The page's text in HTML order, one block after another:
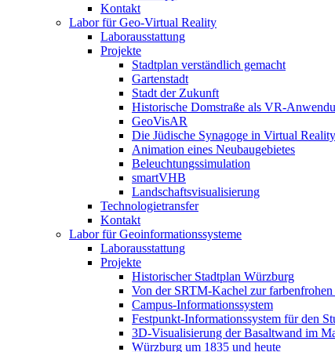
Kontakt
Labor für Geo-Virtual Reality
Laborausstattung
Projekte
Stadtplan verständlich gemacht
Gartenstadt
Stadt der Zukunft
Historische Domstraße als VR-
GeoVisAR
Die Jüdische Synagoge in Virtual Reality
Animation eines Neubaugebietes
Beleuchtungssimulation
smartVHB
Landschaftsvisualisierung
Technologietransfer
Kontakt
Labor für Geoinformationssysteme
Laborausstattung
Projekte
Historischer Stadtplan Würzburg
Von der SRTM-Kachel zur
Campus-Informationssystem
Festpunkt-Informationssystem für den
3D-Visualisierung der Basaltwand im
Würzburg um 1835 und heute